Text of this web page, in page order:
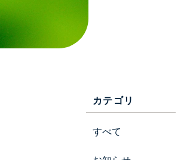
カテゴリ
すべて